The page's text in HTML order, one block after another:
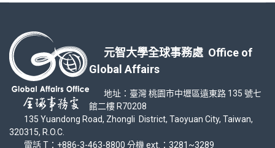
元智大學全球事務處 Office of
Global Affairs
地址：臺灣 桃園市中壢區遠東路 135 號七
館二樓 R70208
135 Yuandong Road, Zhongli District, Taoyuan City, Taiwan,
320315, R.O.C.
電話 T：+886-3-463-8800 分機 ext.：3281~3289